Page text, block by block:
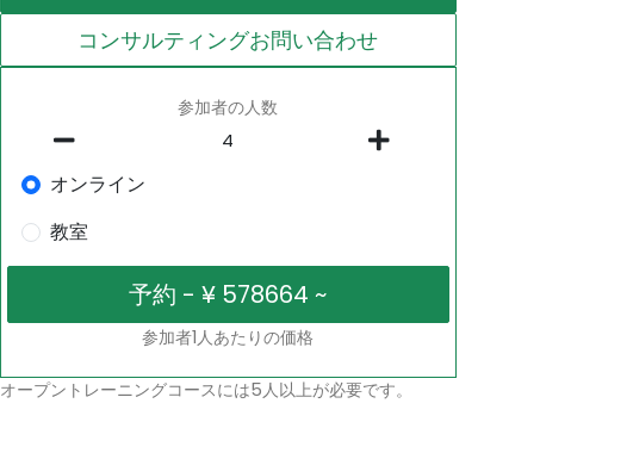
コンサルティングお問い合わせ
参加者の人数
オンライン
教室
参加者1人あたりの価格
オープントレーニングコースには5人以上が必要です。